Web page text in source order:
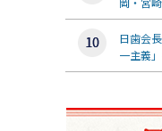
日歯会
一主義